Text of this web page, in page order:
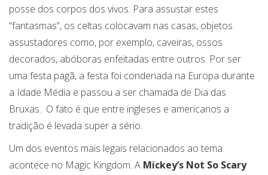
posse dos corpos dos vivos. Para assustar estes
“fantasmas”, os celtas colocavam nas casas, objetos
assustadores como, por exemplo, caveiras, ossos
decorados, abóboras enfeitadas entre outros. Por ser
uma festa pagã, a festa foi condenada na Europa durante
a Idade Média e passou a ser chamada de Dia das
Bruxas. O fato é que entre ingleses e americanos a
tradição é levada super a sério.
Um dos eventos mais legais relacionados ao tema
acontece no Magic Kingdom. A Mickey’s Not So Scary